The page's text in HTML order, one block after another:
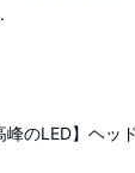
峰のLED】ヘッ